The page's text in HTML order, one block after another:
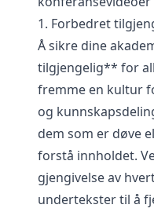
1. Forbedret
Å sikre dine
tilgjengelig** for
fremme en kultur
og
dem som er døve
forstå innholdet.
gjengivelse av
undertekster til å